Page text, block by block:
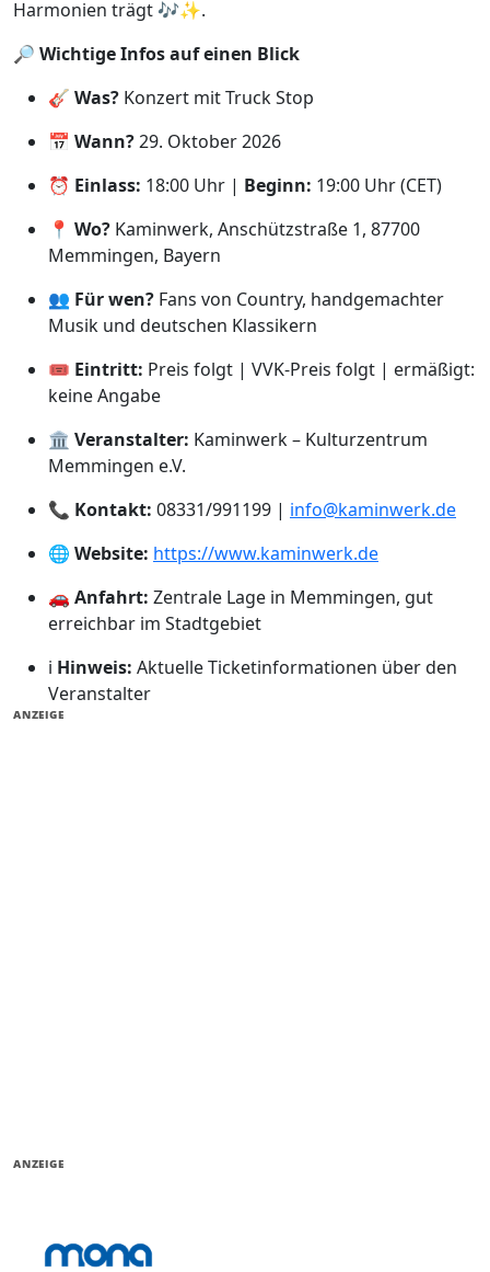
Harmonien trägt 🎶✨.
🔎 Wichtige Infos auf einen Blick
🎸 Was? Konzert mit Truck Stop
📅 Wann?29. Oktober 2026
⏰ Einlass: 18:00 Uhr | Beginn: 19:00 Uhr (CET)
📍 Wo? Kaminwerk, Anschützstraße 1, 87700
Memmingen, Bayern
👥 Für wen? Fans von Country, handgemachter
Musik und deutschen Klassikern
🎟️ Eintritt: Preis folgt | VVK-Preis folgt | ermäßigt:
keine Angabe
🏛️ Veranstalter: Kaminwerk – Kulturzentrum
Memmingen e.V.
📞 Kontakt: 08331/991199 | info@kaminwerk.de
🌐 Website: https://www.kaminwerk.de
🚗 Anfahrt: Zentrale Lage in Memmingen, gut
erreichbar im Stadtgebiet
ℹ️ Hinweis: Aktuelle Ticketinformationen über den
Veranstalter
ANZEIGE
ANZEIGE